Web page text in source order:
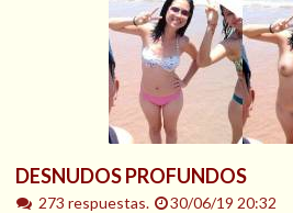
DESNUDOS PROFUNDOS
273 respuestas.
30/06/19 20:32